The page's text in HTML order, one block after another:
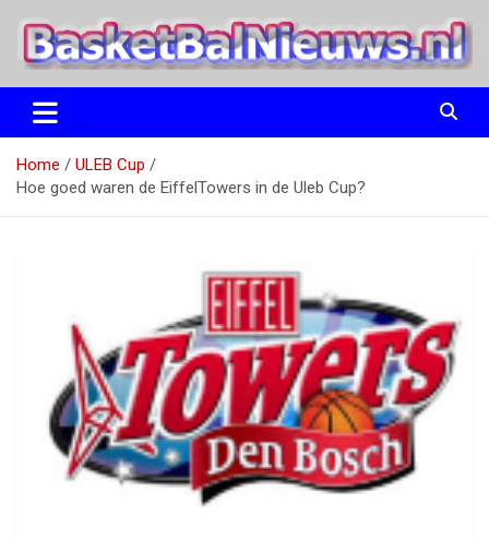
naar
BasketBalNieuws.nl
Etten
Home
ULEB Cup
Hoe goed waren de EiffelTowers in de Uleb Cup?